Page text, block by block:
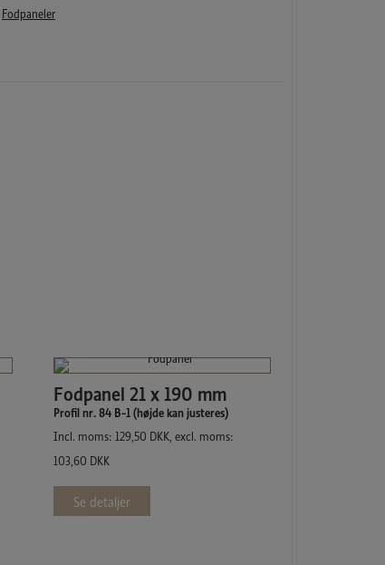
Fodpaneler
Fodpanel 21 x 190 mm
Profil nr. 84 B-1 (højde kan justeres)
Incl. moms:129,50 DKK, excl. moms:
103,60 DKK
Se detaljer